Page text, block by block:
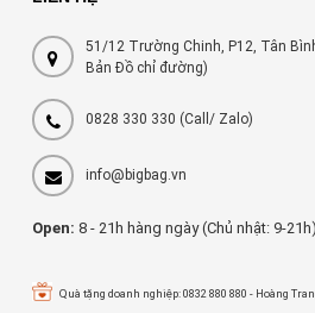
51/12 Trường Chinh, P12, Tân
Bản Đồ chỉ đường)
0828 330 330 (Call/ Zalo)
info@bigbag.vn
Open: 8 - 21h hàng ngày (Chủ nhật: 9-21h)
Quà tặng doanh nghiệp: 0832 880 880 - Hoàng